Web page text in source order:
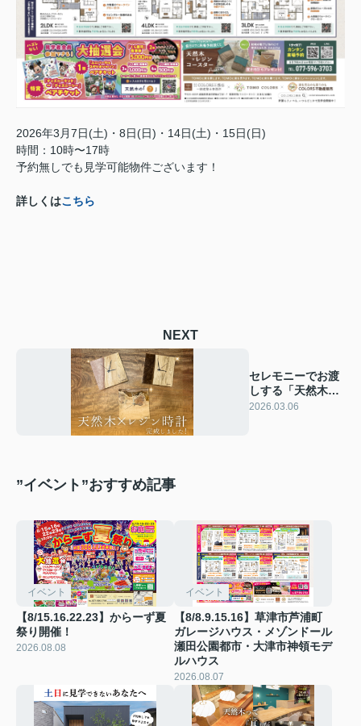
2026年3月7日(土)・8日(日)・14日(土)・15日(日)
時間：10時〜17時
予約無しでも見学可能物件ございます！
詳しくはこちら
NEXT
セレモニーでお渡
しする「天然木×
レジンの時計」が
2026.03.06
”イベント”おすすめ記事
イベント
【8/15.16.22.23】からーず夏
祭り開催！
2026.08.08
イベント
【8/8.9.15.16】草津市芦浦町
ガレージハウス・メゾンドール
瀬田公園都市・大津市神領モデ
ルハウス
2026.08.07